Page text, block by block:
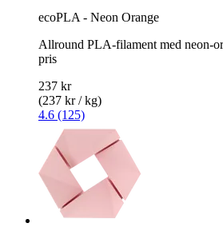
ecoPLA - Neon Orange
Allround PLA-filament med neon-
pris
237 kr
(237 kr / kg)
4.6 (125)